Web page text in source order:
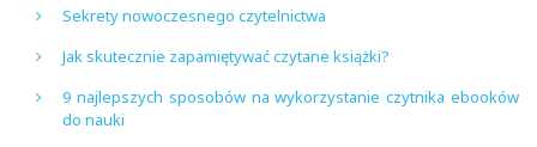
Sekrety nowoczesnego czytelnictwa
Jak skutecznie zapamiętywać czytane książki?
9 najlepszych sposobów na wykorzystanie czytnika ebooków
do nauki